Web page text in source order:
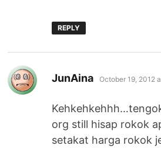
REPLY
JunAina says:
October 19, 2012
org still hisap rokok
setakat harga rokok